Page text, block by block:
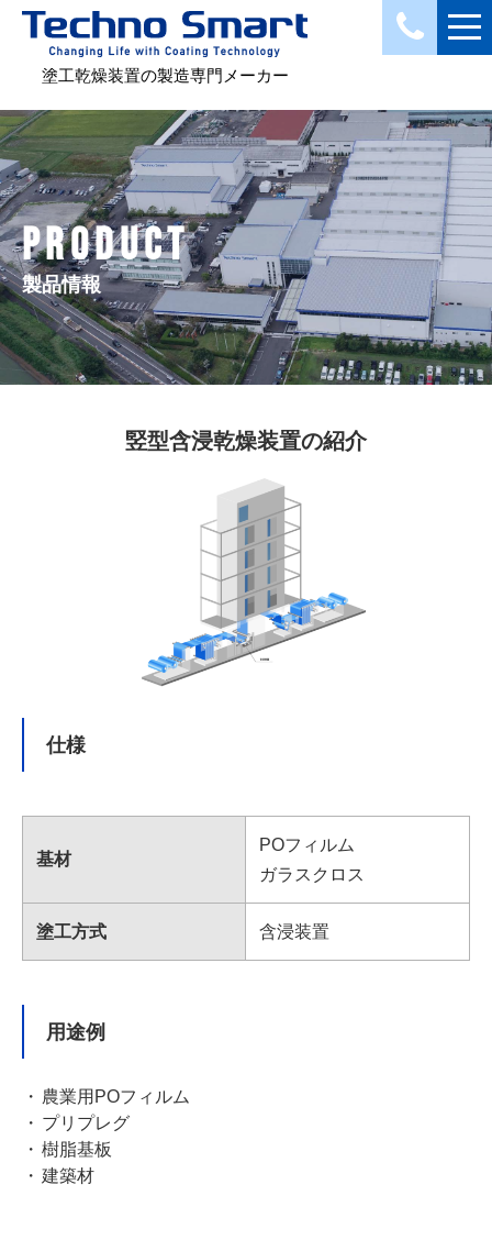
塗工乾燥装置の製造専門メーカー
PRODUCT
製品情報
竪型含浸乾燥装置の紹介
仕様
基材
POフィルム
ガラスクロス
塗工方式 含浸装置
用途例
農業用POフィルム
プリプレグ
樹脂基板
建築材